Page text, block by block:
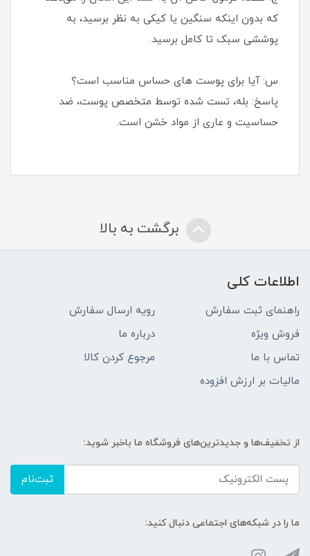
که بدون اینکه سنگین یا کیکی به نظر برسید، به
پوششی سبک تا کامل برسید.
س: آیا برای پوست های حساس مناسب است؟
پاسخ: بله، تست شده توسط متخصص پوست، ضد
حساسیت و عاری از مواد خشن است.
برگشت به بالا
اطلاعات کلی
راهنمای ثبت سفارش
رویه ارسال سفارش
فروش ویژه
درباره ما
تماس با ما
مرجوع کردن کالا
مالیات بر ارزش افزوده
از تخفیف‌ها و جدیدترین‌های فروشگاه ما باخبر شوید:
ثبت‌نام
ما را در شبکه‌های اجتماعی دنبال کنید: